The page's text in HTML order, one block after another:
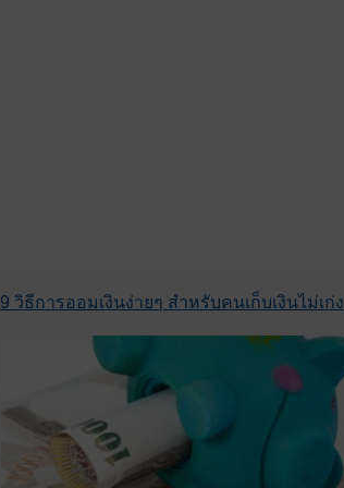
9 วิธีการออมเงินง่ายๆ สำหรับคนเก็บเงินไม่เก่ง